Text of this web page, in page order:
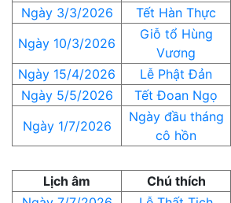
Ngày 3/3/2026
Tết Hàn Thực
Ngày 10/3/2026
Giỗ tổ Hùng
Vương
Ngày 15/4/2026
Lễ Phật Đản
Ngày 5/5/2026
Tết Đoan Ngọ
Ngày 1/7/2026
Ngày đầu tháng
cô hồn
Lịch âm Chú thích